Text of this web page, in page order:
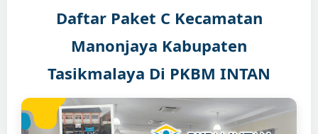
Daftar Paket C Kecamatan
Manonjaya Kabupaten
Tasikmalaya Di PKBM INTAN